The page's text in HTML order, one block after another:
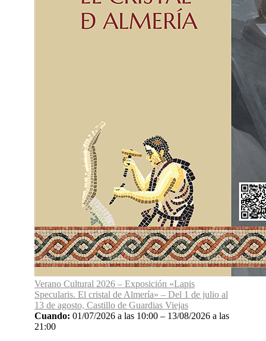
Verano Cultural 2026 – Exposición «Lapis
Specularis. El cristal de Almería» – Del 1 de julio al
13 de agosto, Castillo de Guardias Viejas
Cuando: 01/07/2026 a las 10:00 – 13/08/2026 a las
21:00